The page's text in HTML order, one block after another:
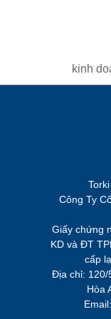
kinh
Công Ty
Giấy chứng
KD và ĐT
cấp
Địa chỉ: 120/
Hòa